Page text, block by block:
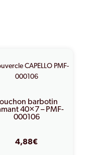
barbotin
40×7 – PMF-
000106
4,88€